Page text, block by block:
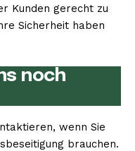
Kunden gerecht zu
Sicherheit haben
noch
wenn Sie
brauchen.